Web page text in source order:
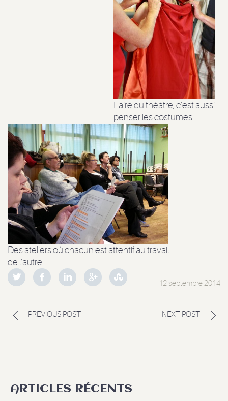
Faire du théâtre, c’est aussi
penser les costumes
Des ateliers où chacun est attentif au travail
de l’autre.
12 septembre 2014
PREVIOUS POST NEXT POST
ARTICLES RÉCENTS